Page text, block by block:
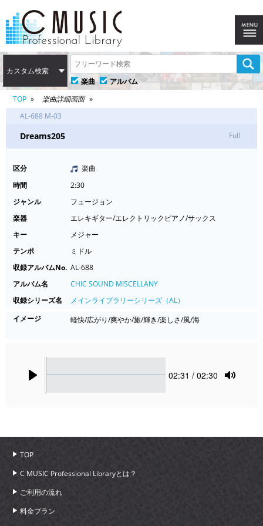
カスタム検索
楽曲
アルバム
TOP
楽曲詳細画面
AL-688 M-03
Dreams205 Full
区分
楽曲
時間
2:30
ジャンル
フュージョン
楽器
エレキギター/エレクトリックピアノ/サックス
キー
メジャー
テンポ
ミドル
収録アルバムNo. AL-688
アルバム名
CHIC SOUND MISCELLANY
収録シリーズ名
メインライブラリーシリーズ（AL）
イメージ
軽快/広がり/爽やか/旅/輝き/楽しさ/風/海
Current
02:31 / 02:30
TOP
C MUSIC Professional Libraryとは？
ご利用の流れ
料金プラン